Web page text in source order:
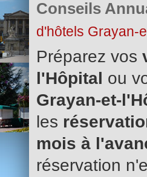
Conseils
d'hôtels Grayan-
Préparez vos
l'Hôpital ou
Grayan-et-
les
mois à
réservation